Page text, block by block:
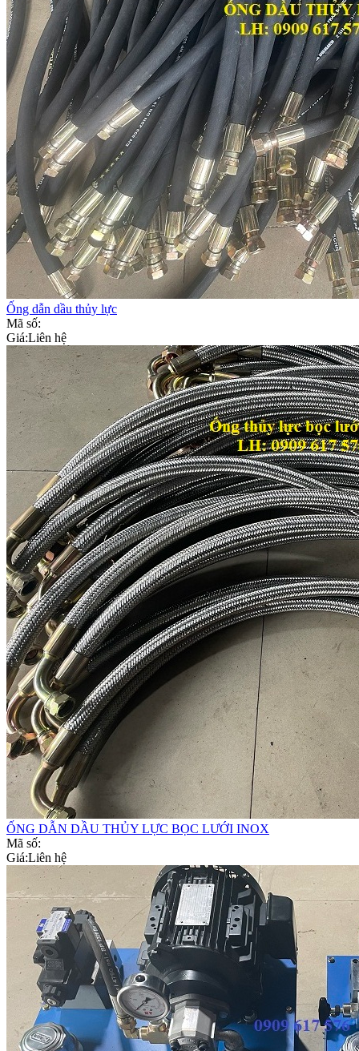
Ống dẫn dầu thủy lực
Mã số:
Giá:Liên hệ
ỐNG DẪN DẦU THỦY LỰC BỌC LƯỚI INOX
Mã số:
Giá:Liên hệ